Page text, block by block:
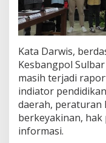
Kata Darwis,
Kesbangpol
masih terjadi
indiator
daerah, peraturan
berkeyakinan,
informasi.